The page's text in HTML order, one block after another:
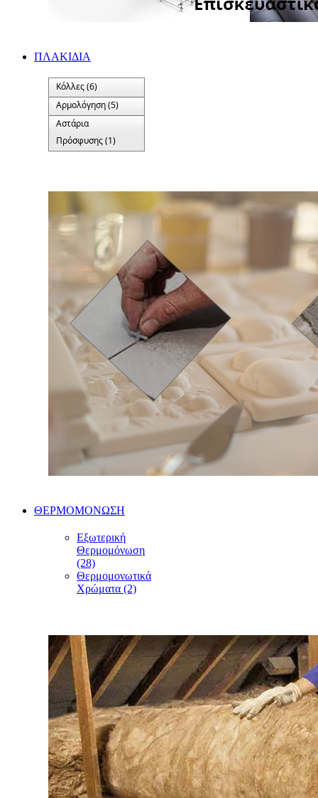
ΠΛΑΚΙΔΙA
Κόλλες (6)
Αρμολόγηση (5)
Αστάρια
Πρόσφυσης (1)
ΘΕΡΜΟΜΟΝΩΣΗ
Εξωτερική
Θερμομόνωση
(28)
Θερμομονωτικά
Χρώματα (2)